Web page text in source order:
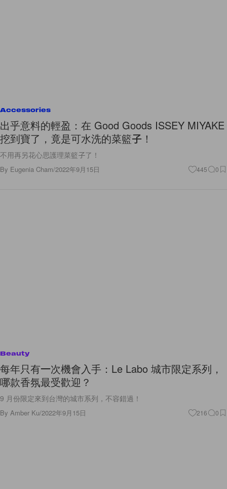
Accessories
出乎意料的輕盈：在 Good Goods ISSEY MIYAKE
挖到寶了，竟是可水洗的菜籃子！
不用再另花心思護理菜籃子了！
By Eugenia Cham/2022年9月15日 445 0
Beauty
每年只有一次機會入手：Le Labo 城市限定系列，
哪款香氛最受歡迎？
9 月份限定來到台灣的城市系列，不容錯過！
By Amber Ku/2022年9月15日 216 0